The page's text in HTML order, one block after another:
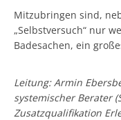
Mitzubringen sind,
„Selbstversuch“ nur
Badesachen, ein
Leitung: Armin
systemischer Berater
Zusatzqualifikation